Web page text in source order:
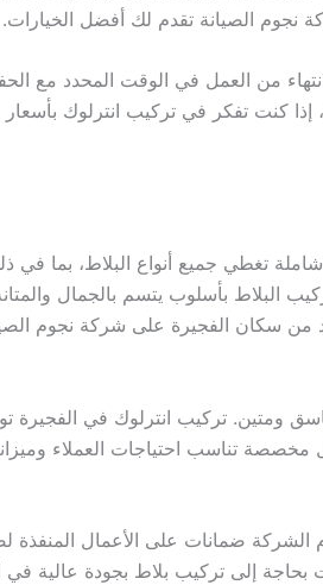
نجوم الصيانة تقدم لك أفضل الخيارات.
من العمل في الوقت المحدد مع
كنت تفكر في تركيب انترلوك
تغطي جميع أنواع البلاط، بما في
البلاط بأسلوب يتسم بالجمال
من سكان الفجيرة على شركة نجوم
ومتين. تركيب انترلوك في الفجيرة
مخصصة تناسب احتياجات العملاء
الشركة ضمانات على الأعمال المنفذة
بحاجة إلى تركيب بلاط بجودة عالية